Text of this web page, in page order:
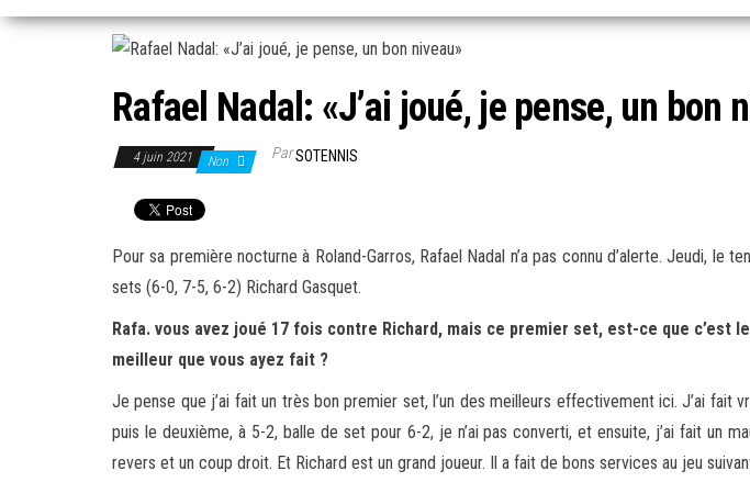
Rafael Nadal: «J’ai joué, je pense, un bon
4 juin 2021 Non ParSOTENNIS
Pour sa première nocturne à Roland-Garros, Rafael Nadal n’a pas connu d’alerte. Jeudi, le
sets (6-0, 7-5, 6-2) Richard Gasquet.
Rafa. vous avez joué 17 fois contre Richard, mais ce premier set, est-ce que c’est le
meilleur que vous ayez fait ?
Je pense que j’ai fait un très bon premier set, l’un des meilleurs effectivement ici. J’ai fait
puis le deuxième, à 5-2, balle de set pour 6-2, je n’ai pas converti, et ensuite, j’ai fait un
revers et un coup droit. Et Richard est un grand joueur. Il a fait de bons services au jeu